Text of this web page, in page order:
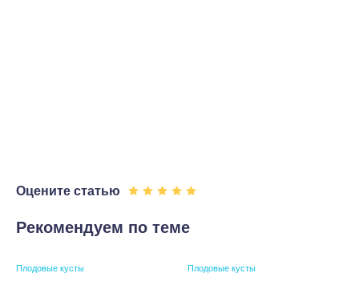
Оцените статью
Рекомендуем по теме
Плодовые кусты Плодовые кусты